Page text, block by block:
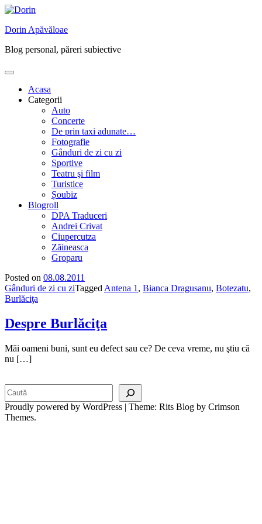
Skip
content
Dorin Apăvăloae
Blog personal, păreri subiective
Acasa
Categorii
Auto
Concerte
De prin taxi adunate…
Fotografie
Gânduri de zi cu zi
Sportive
Teatru şi film
Turistice
Șoubiz
Blogroll
DPA Traduceri
Andrei Crivat
Ciupercutza
Zăineasca
Groparu
Posted on 08.08.2011
Gânduri de zi cu ziTagged Antena 1 , Bianca Dragusanu, Botezatu,
Burlăciţa
Despre Burlăciţa
Măi oameni buni, sunt eu defect sau ce? De ceva vreme, nu ştiu că
nu […]
Proudly powered by WordPress | Theme: Rits Blog by Crimson
Themes.